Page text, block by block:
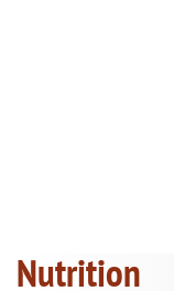
Nutrition